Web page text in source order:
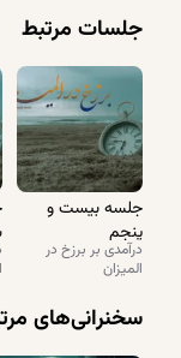
از رهزنی قوه وهم
امام حسین ثارالله
ستاریت خداوند از
جلسات مرتبط
جلسه بیست و
پنجم
درآمدی بر برزخ در
المیزان
سخنرانی‌های